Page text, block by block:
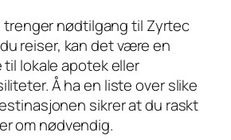
trenger nødtilgang til Zyrtec
reiser, kan det være en
lokale apotek eller
Å ha en liste over slike
sikrer at du raskt
om nødvendig.